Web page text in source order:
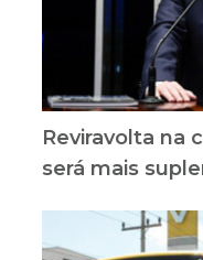
Reviravolta na
será mais